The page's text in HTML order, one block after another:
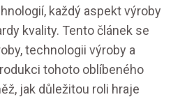
každý aspekt výroby
kvality. Tento článek se
technologii výroby a
tohoto oblíbeného
jak důležitou roli hraje